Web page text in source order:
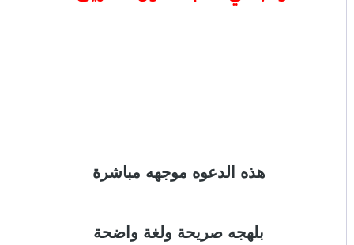
هذه الدعوه موجهه مباشرة
بلهجه صريحة ولغة واضحة